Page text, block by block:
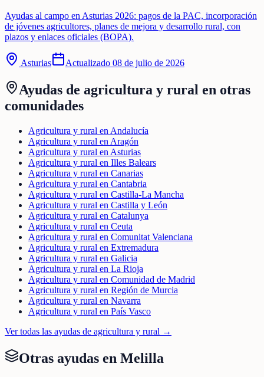
Ayudas al campo en Asturias 2026: pagos de la PAC, incorporación
de jóvenes agricultores, planes de mejora y desarrollo rural, con
plazos y enlaces oficiales (BOPA).
Asturias Actualizado 08 de julio de 2026
Ayudas de agricultura y rural en otras
comunidades
Agricultura y rural en Andalucía
Agricultura y rural en Aragón
Agricultura y rural en Asturias
Agricultura y rural en Illes Balears
Agricultura y rural en Canarias
Agricultura y rural en Cantabria
Agricultura y rural en Castilla-La Mancha
Agricultura y rural en Castilla y León
Agricultura y rural en Catalunya
Agricultura y rural en Ceuta
Agricultura y rural en Comunitat Valenciana
Agricultura y rural en Extremadura
Agricultura y rural en Galicia
Agricultura y rural en La Rioja
Agricultura y rural en Comunidad de Madrid
Agricultura y rural en Región de Murcia
Agricultura y rural en Navarra
Agricultura y rural en País Vasco
Ver todas las ayudas de agricultura y rural →
Otras ayudas en Melilla